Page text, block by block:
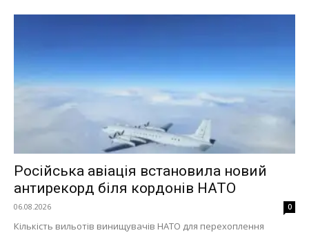
Російська авіація встановила новий
антирекорд біля кордонів НАТО
06.08.2026 0
Кількість вильотів винищувачів НАТО для перехоплення